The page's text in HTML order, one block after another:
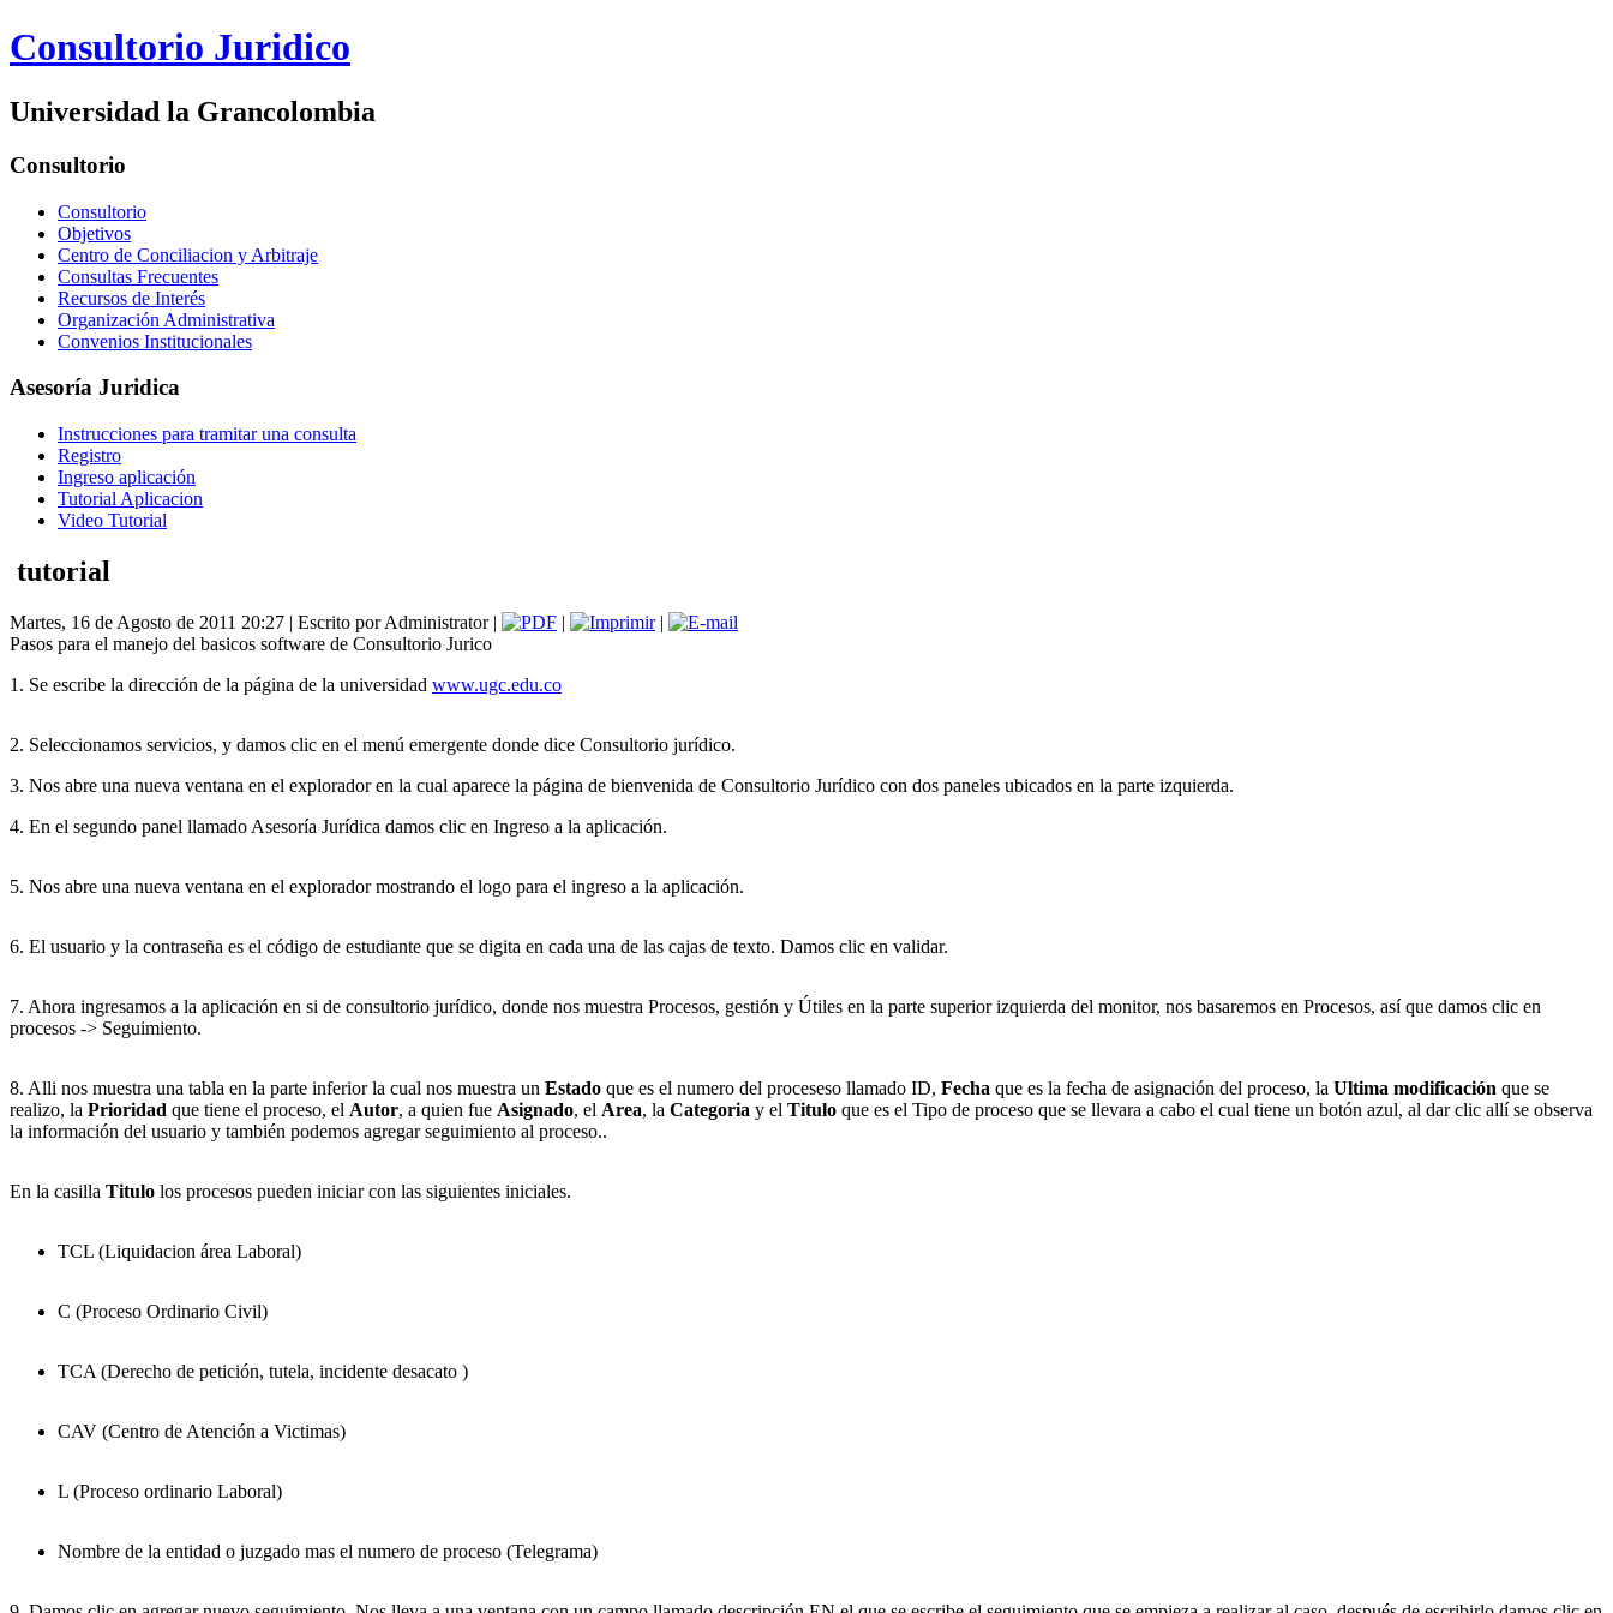
Consultorio Juridico
Universidad la Grancolombia
Consultorio
Consultorio
Objetivos
Centro de Conciliacion y Arbitraje
Consultas Frecuentes
Recursos de Interés
Organización Administrativa
Convenios Institucionales
Asesoría Juridica
Instrucciones para tramitar una consulta
Registro
Ingreso aplicación
Tutorial Aplicacion
Video Tutorial
tutorial
Martes, 16 de Agosto de 2011 20:27 | Escrito por Administrator | |
|
Pasos para el manejo del basicos software de Consultorio Jurico
1. Se escribe la dirección de la página de la universidad www.ugc.edu.co
2. Seleccionamos servicios, y damos clic en el menú emergente donde dice Consultorio jurídico.
3. Nos abre una nueva ventana en el explorador en la cual aparece la página de bienvenida de Consultorio Jurídico con dos paneles ubicados en la parte izquierda.
4. En el segundo panel llamado Asesoría Jurídica damos clic en Ingreso a la aplicación.
5. Nos abre una nueva ventana en el explorador mostrando el logo para el ingreso a la aplicación.
6. El usuario y la contraseña es el código de estudiante que se digita en cada una de las cajas de texto. Damos clic en validar.
7. Ahora ingresamos a la aplicación en si de consultorio jurídico, donde nos muestra Procesos, gestión y Útiles en la parte superior izquierda del monitor, nos basaremos en Procesos, así que damos clic en
procesos -> Seguimiento.
8. Alli nos muestra una tabla en la parte inferior la cual nos muestra un Estado que es el numero del proceseso llamado ID, Fecha que es la fecha de asignación del proceso, la Ultima modificación que se
realizo, la Prioridad que tiene el proceso, el Autor, a quien fue Asignado, el Area, la Categoria y el Titulo que es el Tipo de proceso que se llevara a cabo el cual tiene un botón azul, al dar clic allí se observa
la información del usuario y también podemos agregar seguimiento al proceso..
En la casilla Titulo los procesos pueden iniciar con las siguientes iniciales.
TCL (Liquidacion área Laboral)
C (Proceso Ordinario Civil)
TCA (Derecho de petición, tutela, incidente desacato )
CAV (Centro de Atención a Victimas)
L (Proceso ordinario Laboral)
Nombre de la entidad o juzgado mas el numero de proceso (Telegrama)